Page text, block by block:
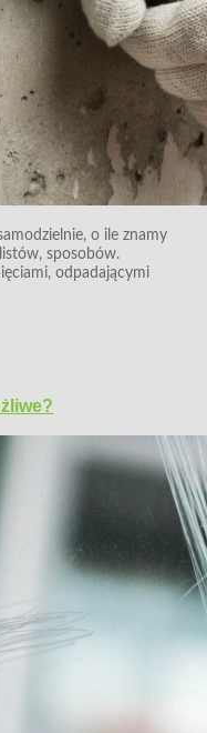
o ile znamy
sposobów.
odpadającymi